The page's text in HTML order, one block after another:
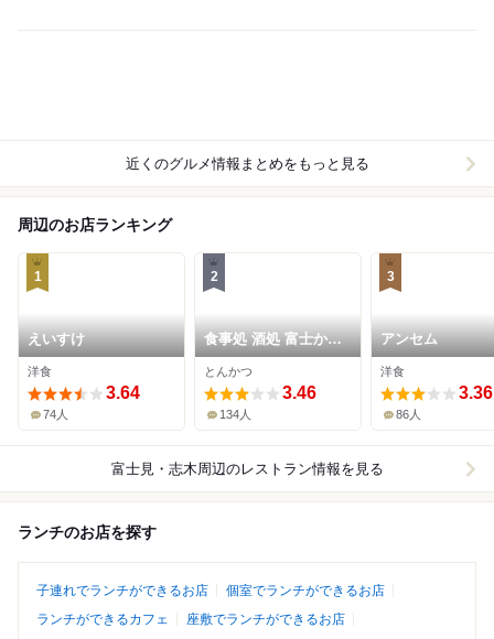
近くのグルメ情報まとめをもっと見る
周辺のお店ランキング
1
えいすけ
洋食
3.64
74人
2
食事処 酒処 富士かつ
みずほ台店
とんかつ
3.46
134人
3
アンセム
洋食
3.36
86人
富士見・志木周辺のレストラン情報を見る
ランチのお店を探す
子連れでランチができるお店
個室でランチができるお店
ランチができるカフェ
座敷でランチができるお店